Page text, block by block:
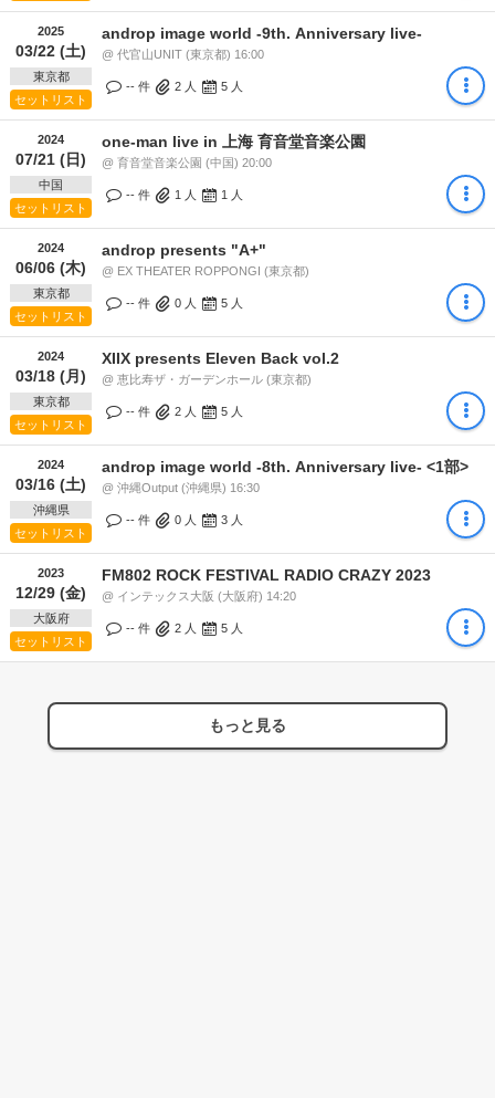
2025
03/22 (土)
東京都
セットリスト
androp image world -9th. Anniversary live-
@ 代官山UNIT (東京都) 16:00
-- 件 2 人 5 人
2024
07/21 (日)
中国
セットリスト
one-man live in 上海 育音堂音楽公園
@ 育音堂音楽公園 (中国) 20:00
-- 件 1 人 1 人
2024
06/06 (木)
東京都
セットリスト
androp presents "A+"
@ EX THEATER ROPPONGI (東京都)
-- 件 0 人 5 人
2024
03/18 (月)
東京都
セットリスト
XIIX presents Eleven Back vol.2
@ 恵比寿ザ・ガーデンホール (東京都)
-- 件 2 人 5 人
2024
03/16 (土)
沖縄県
セットリスト
androp image world -8th. Anniversary live- <1部>
@ 沖縄Output (沖縄県) 16:30
-- 件 0 人 3 人
2023
12/29 (金)
大阪府
セットリスト
FM802 ROCK FESTIVAL RADIO CRAZY 2023
@ インテックス大阪 (大阪府) 14:20
-- 件 2 人 5 人
もっと見る